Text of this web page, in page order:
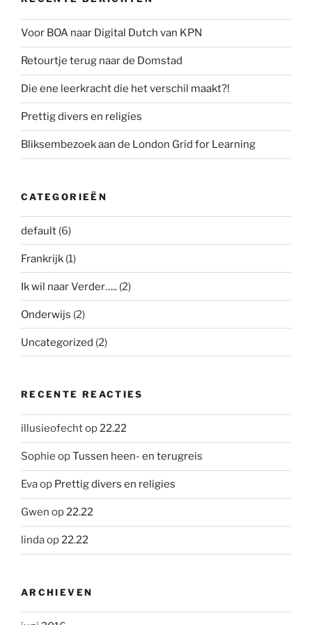
Voor BOA naar Digital Dutch van KPN
Retourtje terug naar de Domstad
Die ene leerkracht die het verschil maakt?!
Prettig divers en religies
Bliksembezoek aan de London Grid for Learning
CATEGORIEËN
default (6)
Frankrijk (1)
Ik wil naar Verder….. (2)
Onderwijs (2)
Uncategorized (2)
RECENTE REACTIES
illusieofechtop22.22
Sophie opTussen heen- en terugreis
Evaop Prettig divers en religies
Gwen op22.22
lindaop22.22
ARCHIEVEN